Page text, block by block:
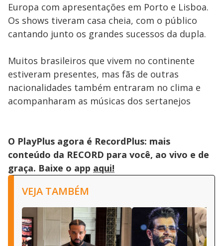
Europa com apresentações em Porto e Lisboa.
Os shows tiveram casa cheia, com o público
cantando junto os grandes sucessos da dupla.
Muitos brasileiros que vivem no continente
estiveram presentes, mas fãs de outras
nacionalidades também entraram no clima e
acompanharam as músicas dos sertanejos
O PlayPlus agora é RecordPlus: mais
conteúdo da RECORD para você, ao vivo e de
graça. Baixe o app aqui!
VEJA TAMBÉM